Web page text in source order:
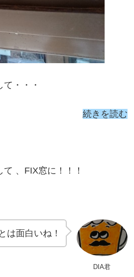
・・・
続きを読む
、FIX窓に！！！
DIA君
は面白いね！